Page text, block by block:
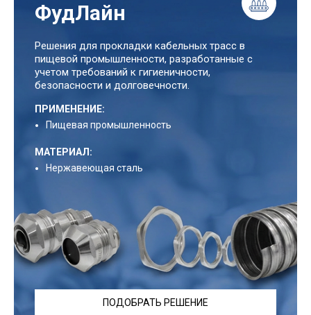
ФудЛайн
Решения для прокладки кабельных трасс в
пищевой промышленности, разработанные с
учетом требований к гигиеничности,
безопасности и долговечности.
ПРИМЕНЕНИЕ:
Пищевая промышленность
МАТЕРИАЛ:
Нержавеющая сталь
ПОДОБРАТЬ РЕШЕНИЕ